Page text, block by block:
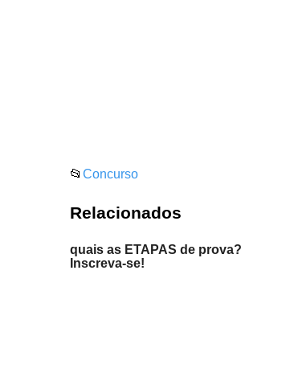
📂 Concurso
Relacionados
quais as ETAPAS de prova?
Inscreva-se!